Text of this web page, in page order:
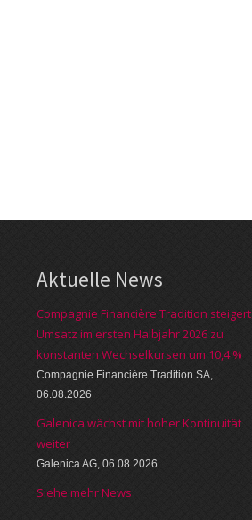
Aktuelle News
Compagnie Financière Tradition steigert
Umsatz im ersten Halbjahr 2026 zu
konstanten Wechselkursen um 10,4 %
Compagnie Financière Tradition SA,
06.08.2026
Galenica wächst mit hoher Kontinuität
weiter
Galenica AG, 06.08.2026
Siehe mehr News